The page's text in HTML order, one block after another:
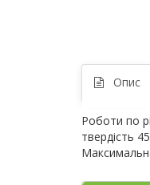
Опис
Роботи по
твердість